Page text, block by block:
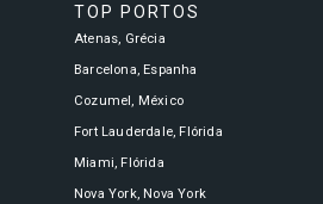
TOP PORTOS
Atenas, Grécia
Barcelona, Espanha
Cozumel, México
Fort Lauderdale, Flórida
Miami, Flórida
Nova York, Nova York